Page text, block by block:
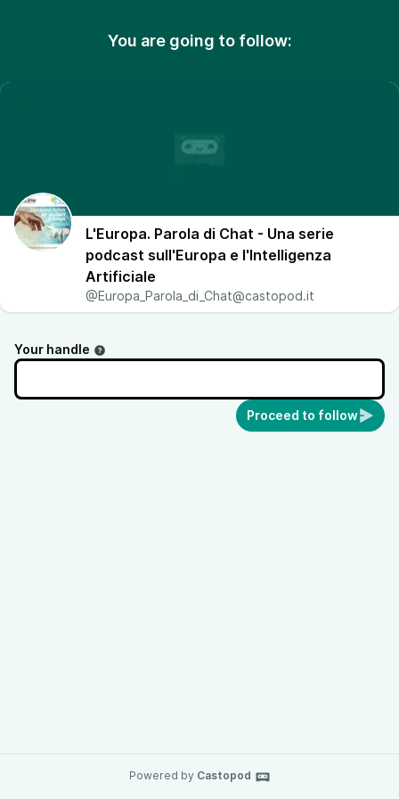
You are going to follow:
L'Europa. Parola di Chat - Una serie
podcast sull'Europa e l'Intelligenza
Artificiale
@Europa_Parola_di_Chat@castopod.it
Your handle
Proceed to follow
Powered by Castopod